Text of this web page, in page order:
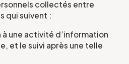
collectés entre
qui suivent :
une activité d’information
et le suivi après une telle